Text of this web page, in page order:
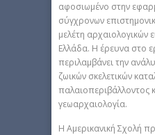
αφοσιωμένο στην
σύγχρονων
μελέτη
Ελλάδα. Η έρευνα στο
περιλαμβάνει την
ζωικών σκελετικών
παλαιοπεριβάλλοντος
γεωαρχαιολογία.
H Αμερικανική Σχολή